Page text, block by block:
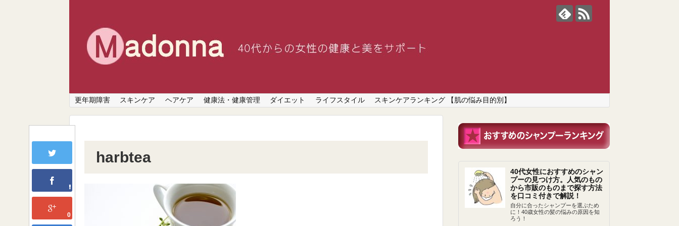
更年期障害 スキンケア ヘアケア 健康法・健康管理 ダイエット ライフスタイル スキンケアランキング 【肌の悩み目的別】
0
harbtea
40代女性におすすめのシャン
プーの見つけ方。人気のもの
から市販のものまで探す方法
を口コミ付きで解説！
自分に合ったシャンプーを選ぶため
に！40歳女性の髪の悩みの原因を知
ろう！